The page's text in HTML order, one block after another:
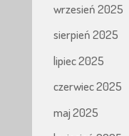
wrzesień 2025
sierpień 2025
lipiec 2025
czerwiec 2025
maj 2025